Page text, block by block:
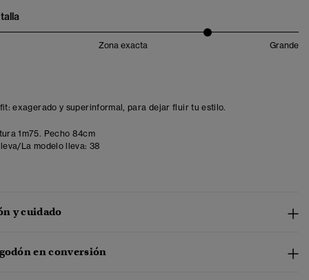
Zona exacta Grande
exagerado y superinformal, para dejar fluir tu estilo.
1m75. Pecho 84cm
La modelo lleva: 38
y cuidado
en conversión